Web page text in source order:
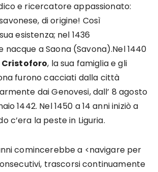
e ricercatore appassionato:
di origine! Così
esistenza; nel 1436
a Saona (Savona).Nel 1440
Cristoforo, la sua famiglia e gli
furono cacciati dalla città
dai Genovesi, dall’ 8 agosto
1442. Nel 1450 a 14 anni iniziò a
c’era la peste in Liguria.
comincerebbe a <navigare per
trascorsi continuamente